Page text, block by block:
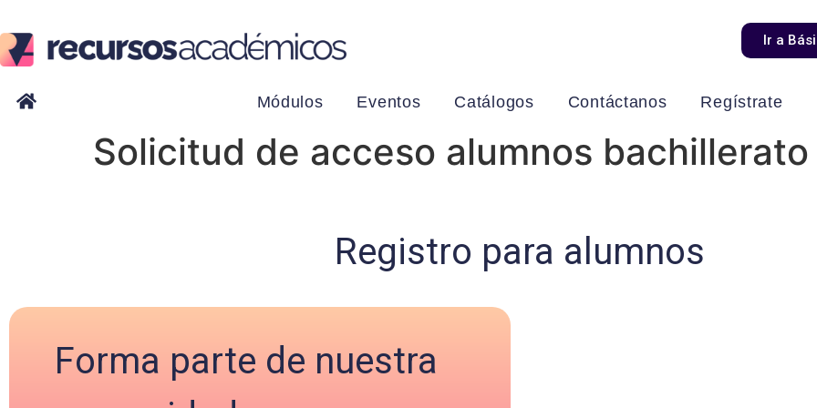
Ir a
Módulos Eventos Catálogos Contáctanos Regístrate
Solicitud de acceso alumnos bachillerato
Registro para alumnos
Forma parte de nuestra